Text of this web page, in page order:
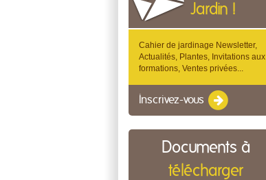
Jardin !
Cahier de jardinage Newsletter,
Actualités, Plantes, Invitations aux
formations, Ventes privées...
Inscrivez-vous
Documents à
télécharger